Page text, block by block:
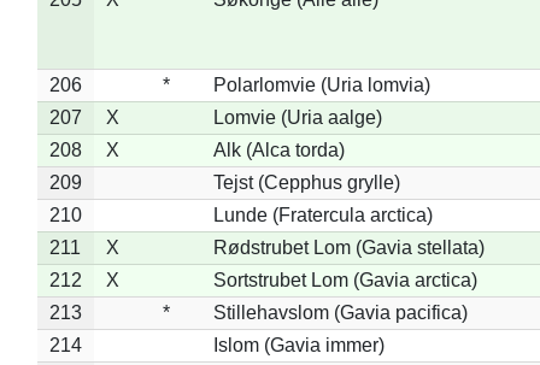
206 *
Polarlomvie (Uria lomvia)
207
X
Lomvie (Uria aalge)
208
X
Alk (Alca torda)
209
Tejst (Cepphus grylle)
210
Lunde (Fratercula arctica)
211
X
Rødstrubet Lom (Gavia stellata)
212
X
Sortstrubet Lom (Gavia arctica)
213
*
Stillehavslom (Gavia pacifica)
214
Islom (Gavia immer)